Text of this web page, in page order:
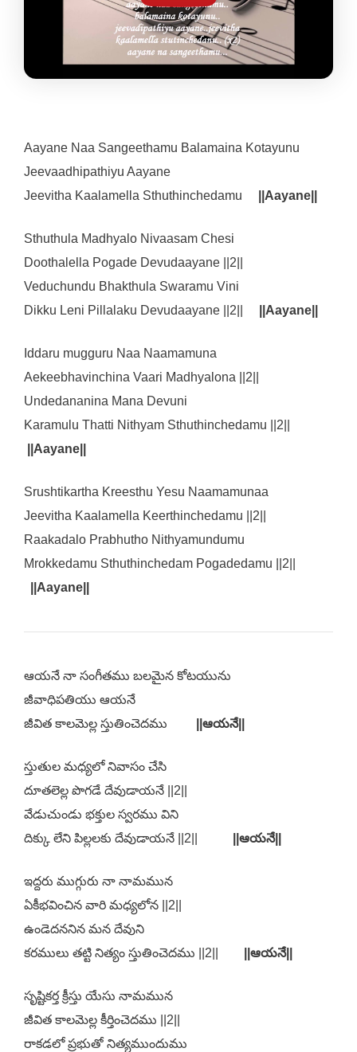
Aayane Naa Sangeethamu Balamaina Kotayunu
Jeevaadhipathiyu Aayane
Jeevitha Kaalamella Sthuthinchedamu
||Aayane||
Sthuthula Madhyalo Nivaasam Chesi
Doothalella Pogade Devudaayane ||2||
Veduchundu Bhakthula Swaramu Vini
Dikku Leni Pillalaku Devudaayane ||2||
||Aayane||
Iddaru mugguru Naa Naamamuna
Aekeebhavinchina Vaari Madhyalona ||2||
Undedananina Mana Devuni
Karamulu Thatti Nithyam Sthuthinchedamu ||2||
||Aayane||
Srushtikartha Kreesthu Yesu Naamamunaa
Jeevitha Kaalamella Keerthinchedamu ||2||
Raakadalo Prabhutho Nithyamundumu
Mrokkedamu Sthuthinchedam Pogadedamu ||2||
||Aayane||
ఆయనే నా సంగీతము బలమైన కోటయును
జీవాధిపతియు ఆయనే
జీవిత కాలమెల్ల స్తుతించెదము
||ఆయనే||
స్తుతుల మధ్యలో నివాసం చేసి
దూతలెల్ల పొగడే దేవుడాయనే ||2||
వేడుచుండు భక్తుల స్వరము విని
దిక్కు లేని పిల్లలకు దేవుడాయనే ||2||
||ఆయనే||
ఇద్దరు ముగ్గురు నా నామమున
ఏకీభవించిన వారి మధ్యలోన ||2||
ఉండెదననిన మన దేవుని
కరములు తట్టి నిత్యం స్తుతించెదము ||2||
||ఆయనే||
సృష్టికర్త క్రీస్తు యేసు నామమున
జీవిత కాలమెల్ల కీర్తించెదము ||2||
రాకడలో ప్రభుతో నిత్యముందుము